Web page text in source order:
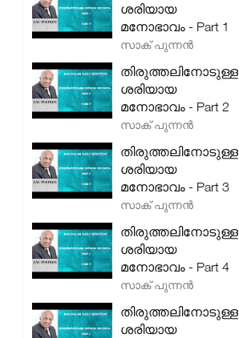
ശരിയായ
മനോഭാവം - Part 1
സാക് പുന്നൻ
തിരുത്തലിനോടുള്ള
ശരിയായ
മനോഭാവം - Part 2
സാക് പുന്നൻ
തിരുത്തലിനോടുള്ള
ശരിയായ
മനോഭാവം - Part 3
സാക് പുന്നൻ
തിരുത്തലിനോടുള്ള
ശരിയായ
മനോഭാവം - Part 4
സാക് പുന്നൻ
തിരുത്തലിനോടുള്ള
ശരിയായ